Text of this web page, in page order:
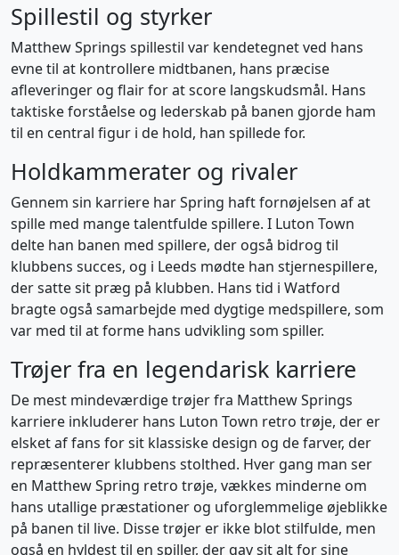
Spillestil og styrker
Matthew Springs spillestil var kendetegnet ved hans
evne til at kontrollere midtbanen, hans præcise
afleveringer og flair for at score langskudsmål. Hans
taktiske forståelse og lederskab på banen gjorde ham
til en central figur i de hold, han spillede for.
Holdkammerater og rivaler
Gennem sin karriere har Spring haft fornøjelsen af at
spille med mange talentfulde spillere. I Luton Town
delte han banen med spillere, der også bidrog til
klubbens succes, og i Leeds mødte han stjernespillere,
der satte sit præg på klubben. Hans tid i Watford
bragte også samarbejde med dygtige medspillere, som
var med til at forme hans udvikling som spiller.
Trøjer fra en legendarisk karriere
De mest mindeværdige trøjer fra Matthew Springs
karriere inkluderer hans Luton Town retro trøje, der er
elsket af fans for sit klassiske design og de farver, der
repræsenterer klubbens stolthed. Hver gang man ser
en Matthew Spring retro trøje, vækkes minderne om
hans utallige præstationer og uforglemmelige øjeblikke
på banen til live. Disse trøjer er ikke blot stilfulde, men
også en hyldest til en spiller, der gav sit alt for sine